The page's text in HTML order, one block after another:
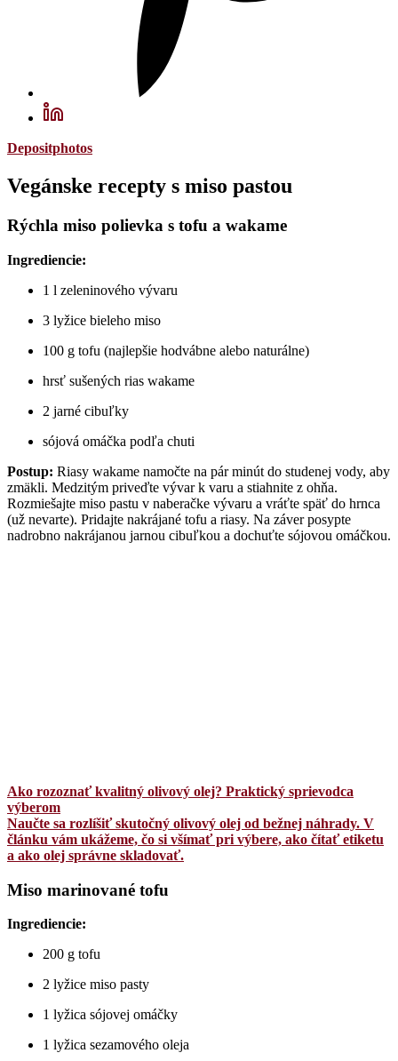
Depositphotos
Vegánske recepty s miso pastou
Rýchla miso polievka s tofu a wakame
Ingrediencie:
1 l zeleninového vývaru
3 lyžice bieleho miso
100 g tofu (najlepšie hodvábne alebo naturálne)
hrsť sušených rias wakame
2 jarné cibuľky
sójová omáčka podľa chuti
Postup: Riasy wakame namočte na pár minút do studenej vody, aby
zmäkli. Medzitým priveďte vývar k varu a stiahnite z ohňa.
Rozmiešajte miso pastu v naberačke vývaru a vráťte späť do hrnca
(už nevarte). Pridajte nakrájané tofu a riasy. Na záver posypte
nadrobno nakrájanou jarnou cibuľkou a dochuťte sójovou omáčkou.
Ako rozoznať kvalitný olivový olej? Praktický sprievodca
výberom
Naučte sa rozlíšiť skutočný olivový olej od bežnej náhrady. V
článku vám ukážeme, čo si všímať pri výbere, ako čítať etiketu
a ako olej správne skladovať.
Miso marinované tofu
Ingrediencie:
200 g tofu
2 lyžice miso pasty
1 lyžica sójovej omáčky
1 lyžica sezamového oleja